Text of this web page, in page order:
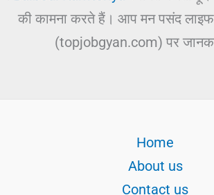
की कामना करते हैं। आप मन पसंद
(topjobgyan.com) पर
Home
About us
Contact us